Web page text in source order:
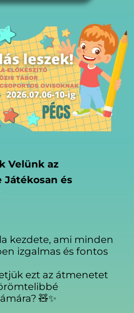
Velünk az
Játékosan és
kezdete, ami minden
izgalmas és fontos
ezt az átmenetet
🧸✨